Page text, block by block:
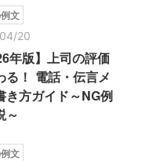
文
20
年版】上司の評価
る！ 電話・伝言メ
き方ガイド～NG例
～
文